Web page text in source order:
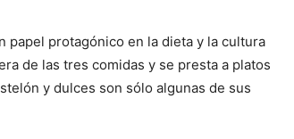
papel protagónico en la dieta y la cultura
de las tres comidas y se presta a platos
y dulces son sólo algunas de sus